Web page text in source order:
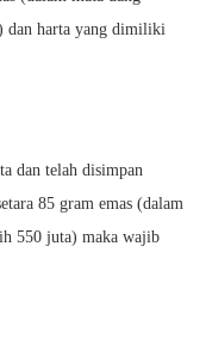
dan harta yang dimiliki
dan telah disimpan
85 gram emas (dalam
550 juta) maka wajib